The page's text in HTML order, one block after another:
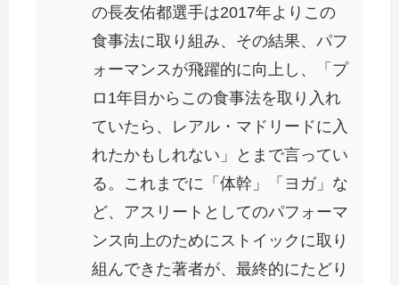
の長友佑都選手は2017年よりこの
食事法に取り組み、その結果、パフ
ォーマンスが飛躍的に向上し、「プ
ロ1年目からこの食事法を取り入れ
ていたら、レアル・マドリードに入
れたかもしれない」とまで言ってい
る。これまでに「体幹」「ヨガ」な
ど、アスリートとしてのパフォーマ
ンス向上のためにストイックに取り
組んできた著者が、最終的にたどり